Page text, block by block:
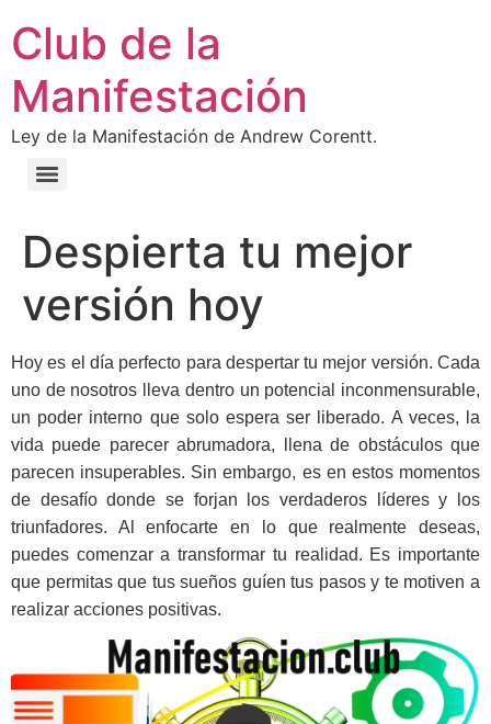
contenido
Club de la
Manifestación
Ley de la Manifestación de Andrew Corentt.
Despierta tu mejor
versión hoy
Hoy es el día perfecto para despertar tu mejor versión. Cada
uno de nosotros lleva dentro un potencial inconmensurable,
un poder interno que solo espera ser liberado. A veces, la
vida puede parecer abrumadora, llena de obstáculos que
parecen insuperables. Sin embargo, es en estos momentos
de desafío donde se forjan los verdaderos líderes y los
triunfadores. Al enfocarte en lo que realmente deseas,
puedes comenzar a transformar tu realidad. Es importante
que permitas que tus sueños guíen tus pasos y te motiven a
realizar acciones positivas.